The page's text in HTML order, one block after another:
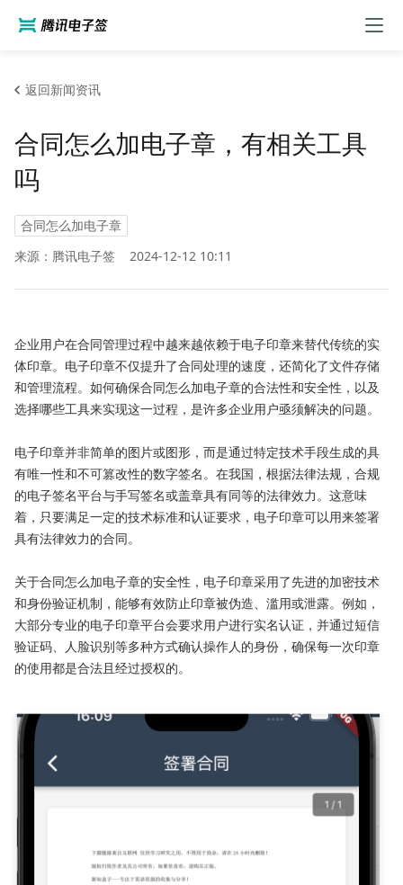
返回新闻资讯
合同怎么加电子章，有相关工具
吗
合同怎么加电子章
来源：腾讯电子签
2024-12-12 10:11
企业用户在合同管理过程中越来越依赖于电子印章来替代传统的实
体印章。电子印章不仅提升了合同处理的速度，还简化了文件存储
和管理流程。如何确保合同怎么加电子章的合法性和安全性，以及
选择哪些工具来实现这一过程，是许多企业用户亟须解决的问题。
电子印章并非简单的图片或图形，而是通过特定技术手段生成的具
有唯一性和不可篡改性的数字签名。在我国，根据法律法规，合规
的电子签名平台与手写签名或盖章具有同等的法律效力。这意味
着，只要满足一定的技术标准和认证要求，电子印章可以用来签署
具有法律效力的合同。
关于合同怎么加电子章的安全性，电子印章采用了先进的加密技术
和身份验证机制，能够有效防止印章被伪造、滥用或泄露。例如，
大部分专业的电子印章平台会要求用户进行实名认证，并通过短信
验证码、人脸识别等多种方式确认操作人的身份，确保每一次印章
的使用都是合法且经过授权的。